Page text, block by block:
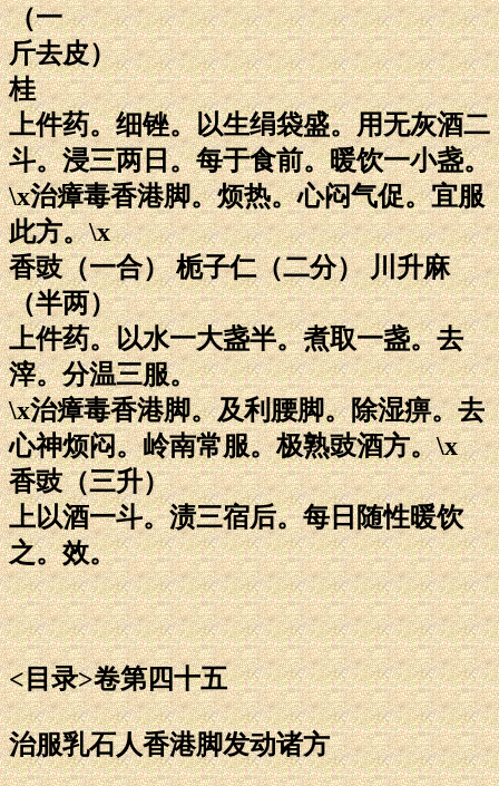
（一
斤去皮）
桂
上件药。细锉。以生绢袋盛。用无灰酒二
斗。浸三两日。每于食前。暖饮一小盏。
\x治瘴毒香港脚。烦热。心闷气促。宜服
此方。\x
香豉（一合） 栀子仁（二分） 川升麻
（半两）
上件药。以水一大盏半。煮取一盏。去
滓。分温三服。
\x治瘴毒香港脚。及利腰脚。除湿痹。去
心神烦闷。岭南常服。极熟豉酒方。\x
香豉（三升）
上以酒一斗。渍三宿后。每日随性暖饮
之。效。
<目录>卷第四十五
治服乳石人香港脚发动诸方